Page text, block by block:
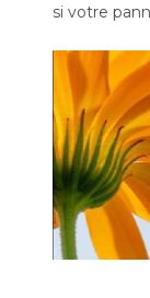
si votre